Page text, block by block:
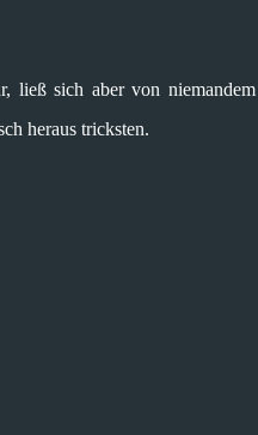
sich aber von
heraus tricksten.